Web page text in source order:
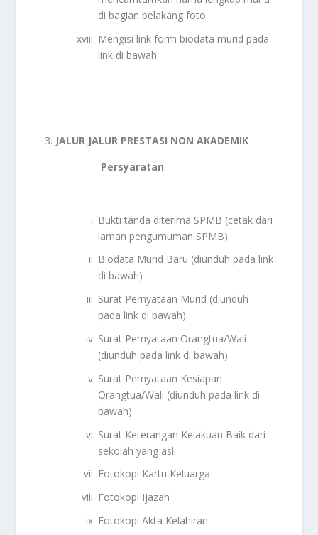
di bagian belakang foto
Mengisi link form biodata murid pada
link di bawah
JALUR JALUR PRESTASI NON AKADEMIK
Persyaratan
Bukti tanda diterima SPMB (cetak dari
laman pengumuman SPMB)
Biodata Murid Baru (diunduh pada link
di bawah)
Surat Pernyataan Murid (diunduh
pada link di bawah)
Surat Pernyataan Orangtua/Wali
(diunduh pada link di bawah)
Surat Pernyataan Kesiapan
Orangtua/Wali (diunduh pada link di
bawah)
Surat Keterangan Kelakuan Baik dari
sekolah yang asli
Fotokopi Kartu Keluarga
Fotokopi Ijazah
Fotokopi Akta Kelahiran